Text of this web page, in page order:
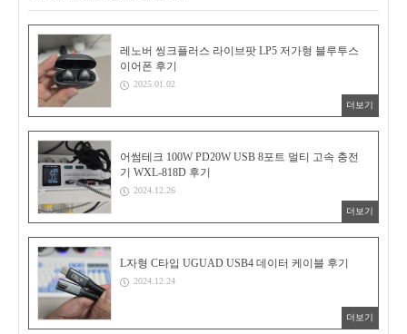
레노버 씽크플러스 라이브팟 LP5 저가형 블루투스
이어폰 후기
2025.01.02
더보기
어썸테크 100W PD20W USB 8포트 멀티 고속 충전
기 WXL-818D 후기
2024.12.26
더보기
L자형 C타입 UGUAD USB4 데이터 케이블 후기
2024.12.24
더보기